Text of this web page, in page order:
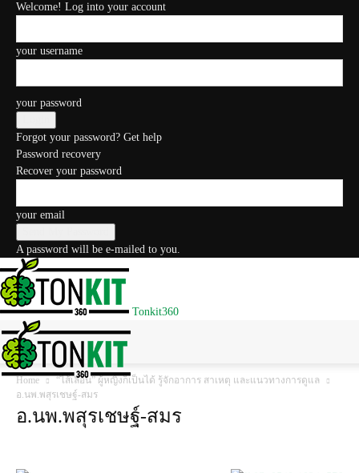
Welcome! Log into your account
your username
your password
Forgot your password? Get help
Password recovery
Recover your password
your email
A password will be e-mailed to you.
Tonkit360
Home
“ไส้เลื่อน” ผู้หญิงก็เป็นได้ รู้จักอาการ สาเหตุ และแนวทางการดูแล
อ.นพ.พสุรเชษฐ์-สมร
อ.นพ.พสุรเชษฐ์-สมร